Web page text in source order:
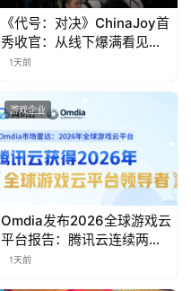
《代号：对决》ChinaJoy首
秀收官：从线下爆满看见玩
家的真实期待
1天前
游戏企业
Omdia发布2026全球游戏云
平台报告：腾讯云连续两年
入选“领导者”象限
1天前